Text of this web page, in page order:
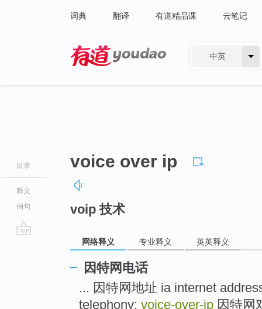
词典 翻译 有道精品课 云笔记
中英
目录
释义
例句
voice over ip
voip 技术
网络释义 专业释义 英英释义
因特网电话
... 因特网地址 ia internet
telephony; voice-over-ip 因特网